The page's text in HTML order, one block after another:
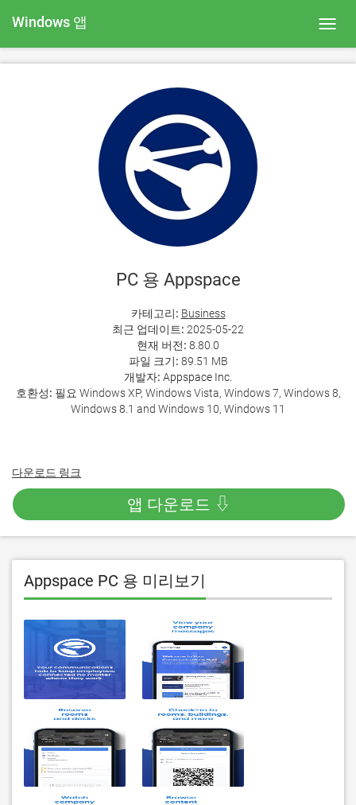
Windows 앱
PC 용 Appspace
카테고리: Business
최근 업데이트: 2025-05-22
현재 버전: 8.80.0
파일 크기: 89.51 MB
개발자: Appspace Inc.
호환성: 필요 Windows XP, Windows Vista, Windows 7, Windows 8,
Windows 8.1 and Windows 10, Windows 11
다운로드 링크
앱 다운로드 ⇩
Appspace PC 용 미리보기